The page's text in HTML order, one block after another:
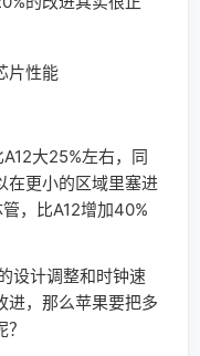
大25%左右，同
在更小的区域里塞进
，比A12增加40%
计调整和时钟速
进，那么苹果要把多